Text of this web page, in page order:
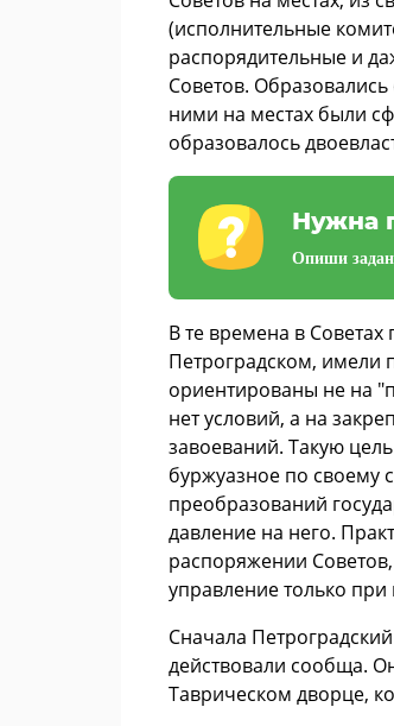
(исполнительные
распорядительные и
Советов.
ними на местах были
образовалось
Нужна
Опиши
В те времена в
Петроградском, имели
ориентированы не на
нет условий, а на
завоеваний. Такую
буржуазное по своему
преобразований
давление на него.
распоряжении
управление только
Сначала
действовали сообща.
Таврическом дворце,